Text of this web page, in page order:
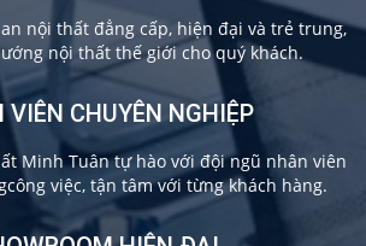
nội thất đẳng cấp, hiện đại và trẻ trung,
nội thất thế giới cho quý khách.
VIÊN CHUYÊN NGHIỆP
Minh Tuân tự hào với đội ngũ nhân viên
việc, tận tâm với từng khách hàng.